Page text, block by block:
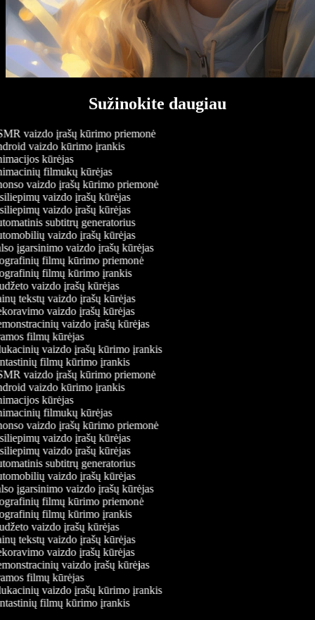
Sužinokite daugiau
vaizdo įrašų kūrimo priemonė
vaizdo kūrimo įrankis
kūrėjas
filmukų kūrėjas
vaizdo įrašų kūrimo priemonė
vaizdo įrašų kūrėjas
vaizdo įrašų kūrėjas
subtitrų generatorius
vaizdo įrašų kūrėjas
įgarsinimo vaizdo įrašų kūrėjas
filmų kūrimo priemonė
filmų kūrimo įrankis
vaizdo įrašų kūrėjas
tekstų vaizdo įrašų kūrėjas
vaizdo įrašų kūrėjas
vaizdo įrašų kūrėjas
filmų kūrėjas
vaizdo įrašų kūrimo įrankis
filmų kūrimo įrankis
vaizdo įrašų kūrimo priemonė
vaizdo kūrimo įrankis
kūrėjas
filmukų kūrėjas
vaizdo įrašų kūrimo priemonė
vaizdo įrašų kūrėjas
vaizdo įrašų kūrėjas
subtitrų generatorius
vaizdo įrašų kūrėjas
įgarsinimo vaizdo įrašų kūrėjas
filmų kūrimo priemonė
filmų kūrimo įrankis
vaizdo įrašų kūrėjas
tekstų vaizdo įrašų kūrėjas
vaizdo įrašų kūrėjas
vaizdo įrašų kūrėjas
filmų kūrėjas
vaizdo įrašų kūrimo įrankis
filmų kūrimo įrankis